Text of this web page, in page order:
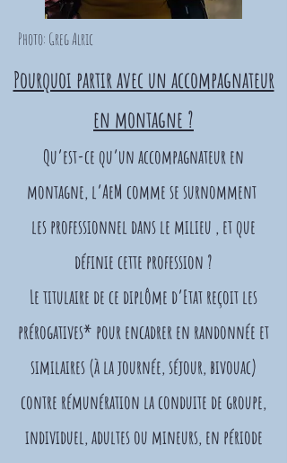
Photo: Greg Alric
Pourquoi partir avec un accompagnateur
en montagne ?
Qu’est-ce qu’un accompagnateur en
montagne, l’AeM comme se surnomment
les professionnel dans le milieu , et que
définie cette profession ?
Le titulaire de ce diplôme d’Etat reçoit les
prérogatives* pour encadrer en randonnée et
similaires (à la journée, séjour, bivouac)
contre rémunération la conduite de groupe,
individuel, adultes ou mineurs, en période